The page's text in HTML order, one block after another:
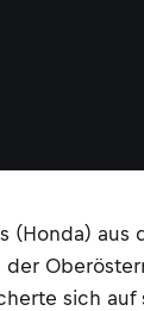
aus
sich